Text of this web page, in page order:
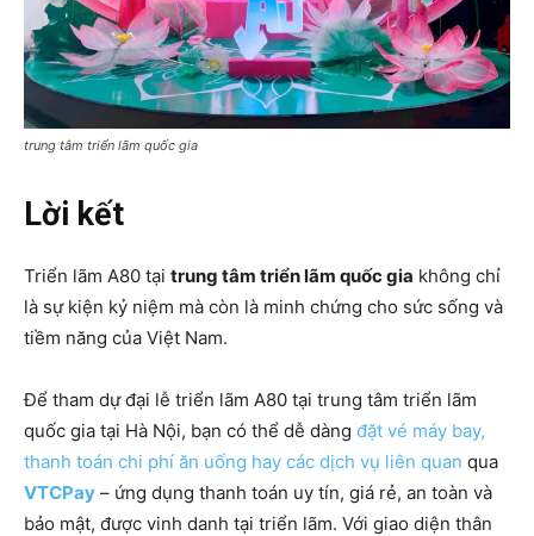
trung tâm triển lãm quốc gia
Lời kết
Triển lãm A80 tại trung tâm triển lãm quốc gia không chỉ
là sự kiện kỷ niệm mà còn là minh chứng cho sức sống và
tiềm năng của Việt Nam.
Để tham dự đại lễ triển lãm A80 tại trung tâm triển lãm
quốc gia tại Hà Nội, bạn có thể dễ dàng đặt vé máy bay,
thanh toán chi phí ăn uống hay các dịch vụ liên quan qua
VTCPay – ứng dụng thanh toán uy tín, giá rẻ, an toàn và
bảo mật, được vinh danh tại triển lãm. Với giao diện thân